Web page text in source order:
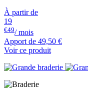
À partir de
19
€49/ mois
Apport de 49,50 €
Voir ce produit